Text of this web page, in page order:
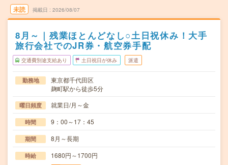
未読 掲載日 2026/08/07
8月～｜残業ほとんどなし○土日祝休み！大手
旅行会社でのJR券・航空券手配
交通費別途支給あり 土日祝日が休み 派遣
勤務地
東京都千代田区
麹町駅から徒歩5分
曜日頻度 就業日/月～金
時間 9：00～17：45
期間 8月～長期
時給 1680円～1700円